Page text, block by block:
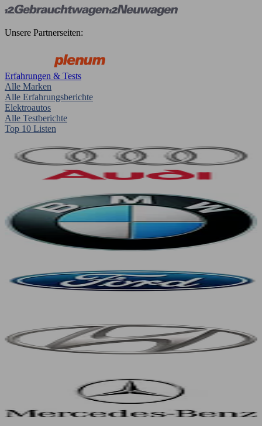
Unsere Partnerseiten:
Erfahrungen & Tests
Alle Marken
Alle Erfahrungsberichte
Elektroautos
Alle Testberichte
Top 10 Listen